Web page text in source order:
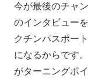
今が最後のチャ
のインタビュー
クチンパスポー
になるからです
がターニングポ